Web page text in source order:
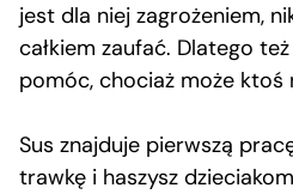
jest dla niej zagrożeniem,
całkiem zaufać. Dlatego
pomóc, chociaż może ktoś
Sus znajduje pierwszą
trawkę i haszysz